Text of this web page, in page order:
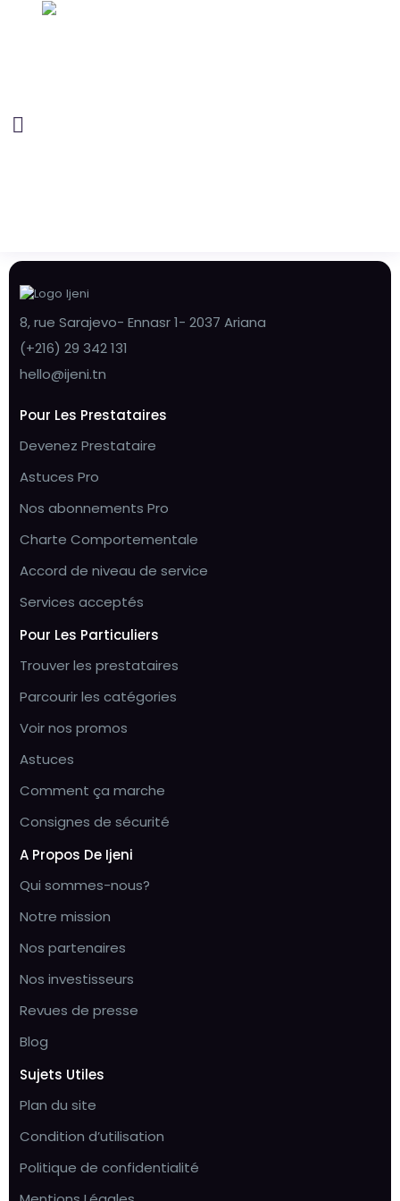
8, rue Sarajevo- Ennasr 1- 2037 Ariana
(+216) 29 342 131
hello@ijeni.tn
Pour Les Prestataires
Devenez Prestataire
Astuces Pro
Nos abonnements Pro
Charte Comportementale
Accord de niveau de service
Services acceptés
Pour Les Particuliers
Trouver les prestataires
Parcourir les catégories
Voir nos promos
Astuces
Comment ça marche
Consignes de sécurité
A Propos De Ijeni
Qui sommes-nous?
Notre mission
Nos partenaires
Nos investisseurs
Revues de presse
Blog
Sujets Utiles
Plan du site
Condition d’utilisation
Politique de confidentialité